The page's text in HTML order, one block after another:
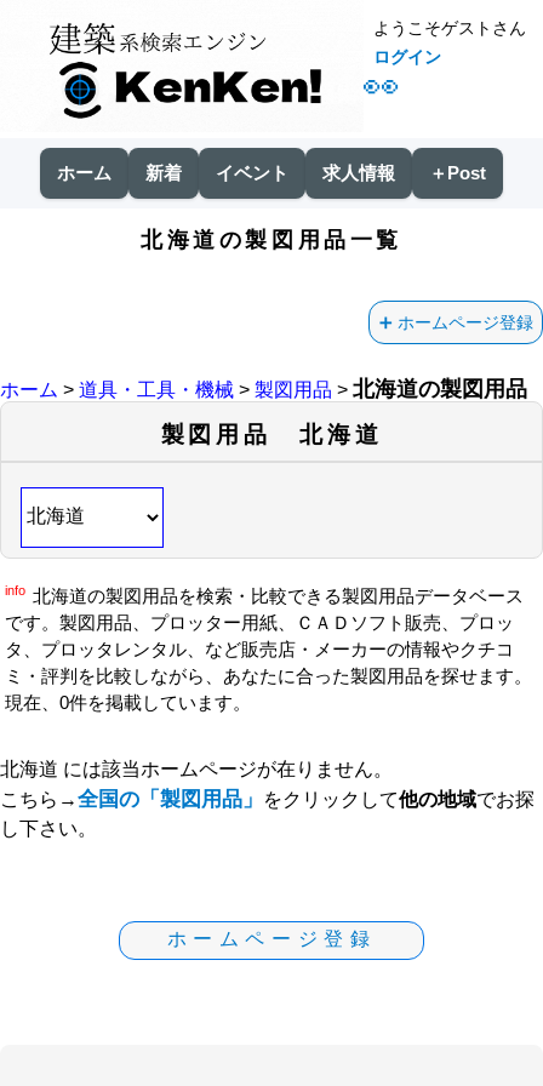
👀
ようこそゲストさん
ログイン
ホーム 新着 イベント 求人情報 ＋Post
北海道の製図用品一覧
ホームページ登録
ホーム > 道具・工具・機械 > 製図用品 > 北海道の製図用品
製図用品 北海道
info 北海道の製図用品を検索・比較できる製図用品データベース
です。製図用品、プロッター用紙、ＣＡＤソフト販売、プロッ
タ、プロッタレンタル、など販売店・メーカーの情報やクチコ
ミ・評判を比較しながら、あなたに合った製図用品を探せます。
現在、0件を掲載しています。
北海道 には該当ホームページが在りません。
こちら→全国の「製図用品」 をクリックして他の地域でお探
し下さい。
ホームページ登録